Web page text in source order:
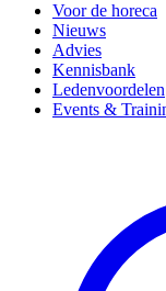
Voor de horeca
Nieuws
Advies
Kennisbank
Ledenvoordelen
Events &